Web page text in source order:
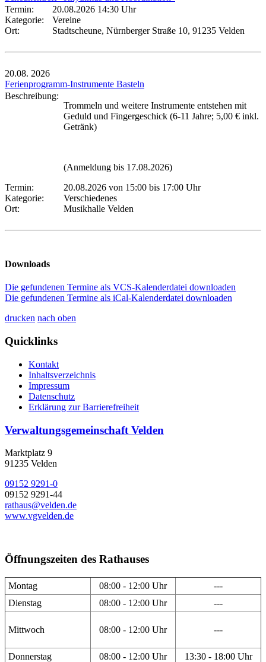
Termin:
20.08.2026 14:30 Uhr
Kategorie:
Vereine
Ort:
Stadtscheune, Nürnberger Straße 10, 91235 Velden
20.08. 2026
Ferienprogramm-Instrumente Basteln
Beschreibung:
Trommeln und weitere Instrumente entstehen mit
Geduld und Fingergeschick (6-11 Jahre; 5,00 € inkl.
Getränk)
(Anmeldung bis 17.08.2026)
Termin:
20.08.2026 von 15:00 bis 17:00 Uhr
Kategorie:
Verschiedenes
Ort:
Musikhalle Velden
Downloads
Die gefundenen Termine als VCS-Kalenderdatei downloaden
Die gefundenen Termine als iCal-Kalenderdatei downloaden
drucken nach oben
Quicklinks
Kontakt
Inhaltsverzeichnis
Impressum
Datenschutz
Erklärung zur Barrierefreiheit
Verwaltungsgemeinschaft Velden
Marktplatz 9
91235 Velden
09152 9291-0
09152 9291-44
rathaus@velden.de
www.vgvelden.de
Öffnungszeiten des Rathauses
Montag 08:00 - 12:00 Uhr
---
Dienstag
08:00 - 12:00 Uhr ---
Mittwoch 08:00 - 12:00 Uhr ---
Donnerstag 08:00 - 12:00 Uhr 13:30 - 18:00 Uhr